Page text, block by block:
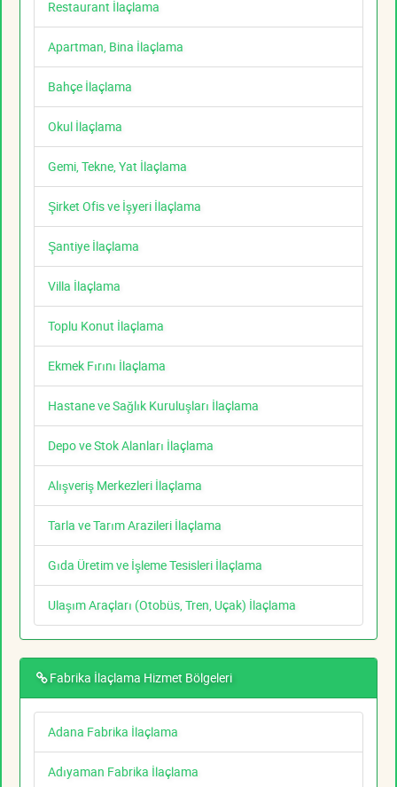
Restaurant İlaçlama
Apartman, Bina İlaçlama
Bahçe İlaçlama
Okul İlaçlama
Gemi, Tekne, Yat İlaçlama
Şirket Ofis ve İşyeri İlaçlama
Şantiye İlaçlama
Villa İlaçlama
Toplu Konut İlaçlama
Ekmek Fırını İlaçlama
Hastane ve Sağlık Kuruluşları İlaçlama
Depo ve Stok Alanları İlaçlama
Alışveriş Merkezleri İlaçlama
Tarla ve Tarım Arazileri İlaçlama
Gıda Üretim ve İşleme Tesisleri İlaçlama
Ulaşım Araçları (Otobüs, Tren, Uçak) İlaçlama
Fabrika İlaçlama Hizmet Bölgeleri
Adana Fabrika İlaçlama
Adıyaman Fabrika İlaçlama